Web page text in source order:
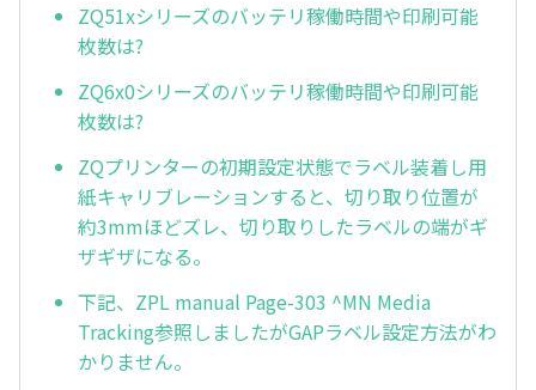
ZQ51xシリーズのバッテリ稼働時間や印刷可能
枚数は?
ZQ6x0シリーズのバッテリ稼働時間や印刷可能
枚数は?
ZQプリンターの初期設定状態でラベル装着し用
紙キャリブレーションすると、切り取り位置が
約3mmほどズレ、切り取りしたラベルの端がギ
ザギザになる。
下記、ZPL manual Page-303 ^MN Media
Tracking参照しましたがGAPラベル設定方法がわ
かりません。